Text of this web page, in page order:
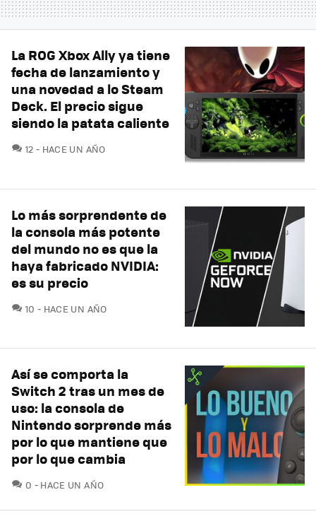
La ROG Xbox Ally ya tiene
fecha de lanzamiento y
una novedad a lo Steam
Deck. El precio sigue
siendo la patata caliente
12 COMENTARIOS
HACE UN AÑO
Lo más sorprendente de
la consola más potente
del mundo no es que la
haya fabricado NVIDIA:
es su precio
10 COMENTARIOS
HACE UN AÑO
Así se comporta la
Switch 2 tras un mes de
uso: la consola de
Nintendo sorprende más
por lo que mantiene que
por lo que cambia
0 COMENTARIOS
HACE UN AÑO